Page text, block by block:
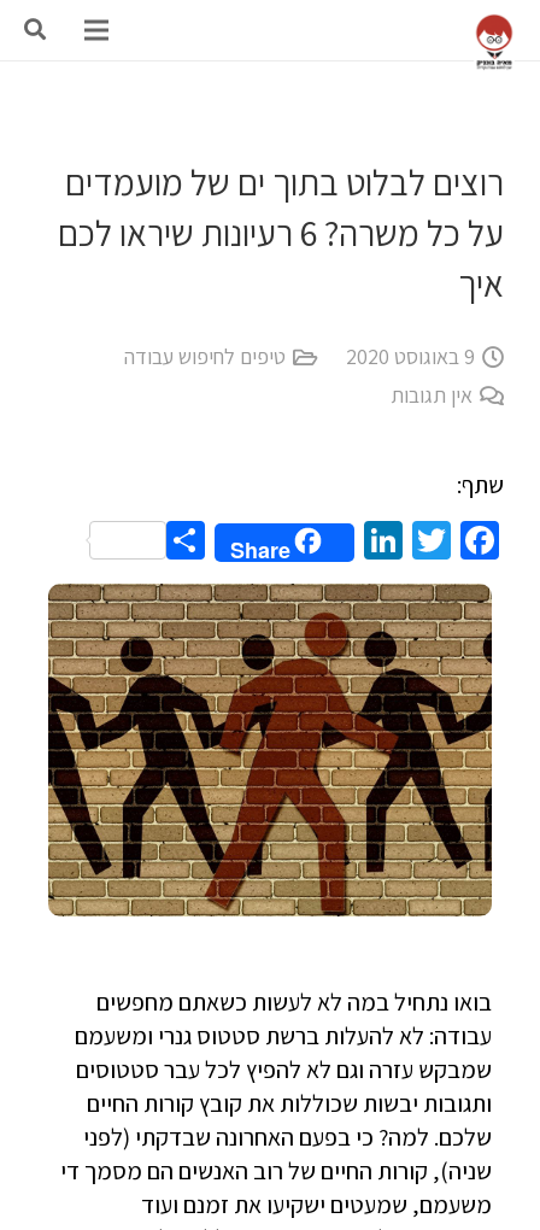
רוצים לבלוט בתוך ים של מועמדים
על כל משרה? 6 רעיונות שיראו לכם
איך
9 באוגוסט 2020
טיפים לחיפוש עבודה
אין תגובות
שתף:
Facebook
Twitter
LinkedIn
Share
Share
בואו נתחיל במה לא לעשות כשאתם מחפשים
עבודה: לא להעלות ברשת סטטוס גנרי ומשעמם
שמבקש עזרה וגם לא להפיץ לכל עבר סטטוסים
ותגובות יבשות שכוללות את קובץ קורות החיים
שלכם. למה? כי בפעם האחרונה שבדקתי (לפני
שניה), קורות החיים של רוב האנשים הם מסמך די
משעמם, שמעטים ישקיעו את זמנם ועוד